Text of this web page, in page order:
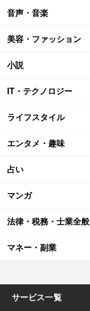
音声・音楽
美容・ファッション
小説
IT・テクノロジー
ライフスタイル
エンタメ・趣味
占い
マンガ
法律・税務・士業全般
マネー・副業